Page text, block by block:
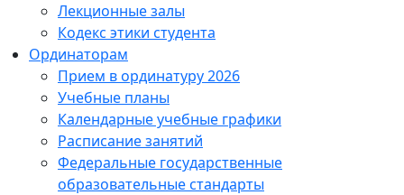
Лекционные залы
Кодекс этики студента
Ординаторам
Прием в ординатуру 2026
Учебные планы
Календарные учебные графики
Расписание занятий
Федеральные государственные
образовательные стандарты